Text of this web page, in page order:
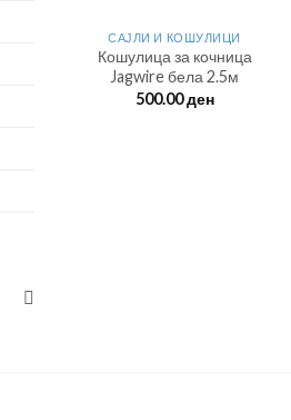
САЈЛИ И КОШУЛИЦИ
Кошулица за кочница
Jagwire бела 2.5м
500.00ден